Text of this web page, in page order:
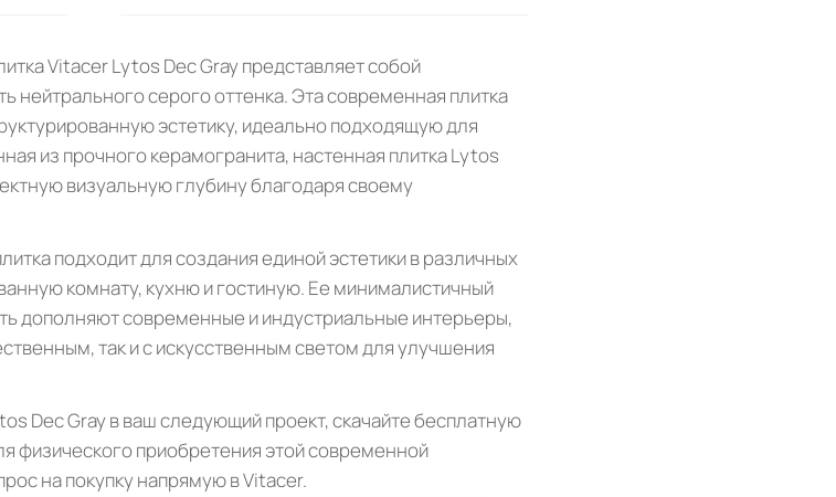
Vitacer Lytos Dec Gray представляет собой
нейтрального серого оттенка. Эта современная плитка
эстетику, идеально подходящую для
из прочного керамогранита, настенная плитка Lytos
визуальную глубину благодаря своему
подходит для создания единой эстетики в различных
комнату, кухню и гостиную. Ее минималистичный
дополняют современные и индустриальные интерьеры,
так и с искусственным светом для улучшения
Dec Gray в ваш следующий проект, скачайте бесплатную
физического приобретения этой современной
на покупку напрямую в Vitacer.